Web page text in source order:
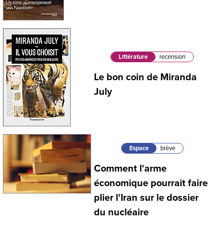
Littérature recension
Le bon coin de Miranda
July
Espace brève
Comment l'arme
économique pourrait faire
plier l'Iran sur le dossier
du nucléaire